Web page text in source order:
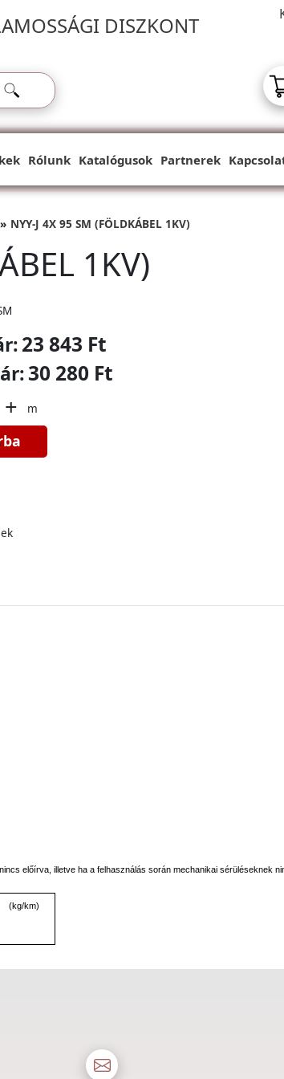
DISZKONT
Rólunk Katalógusok Partnerek
NYY-J 4X 95 SM (FÖLDKÁBEL 1KV)
1KV)
23 843 Ft
30 280 Ft
+ m
előírva, illetve ha a felhasználás során mechanikai sérüléseknek
(kg/km)